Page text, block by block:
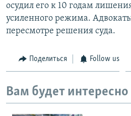
осудил его к 10 годам
усиленного режима.
пересмотре решения суда.
Поделиться Follow us
Вам будет интересно